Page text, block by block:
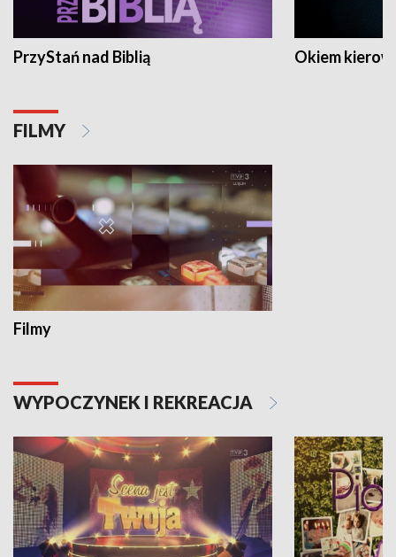
PrzyStań nad Biblią Okiem
FILMY
Filmy
WYPOCZYNEK I REKREACJA